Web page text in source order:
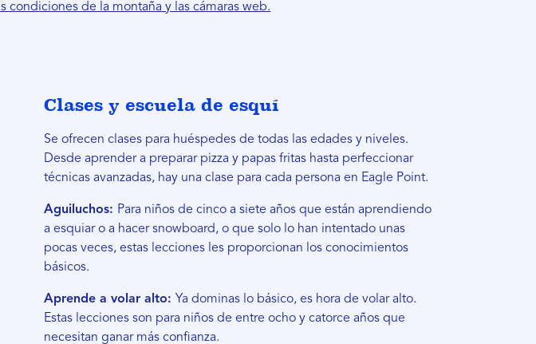
condiciones de la montaña y las cámaras web.
Clases y escuela de esquí
Se ofrecen clases para huéspedes de todas las edades y niveles.
Desde aprender a preparar pizza y papas fritas hasta perfeccionar
técnicas avanzadas, hay una clase para cada persona en Eagle Point.
Aguiluchos: Para niños de cinco a siete años que están aprendiendo
a esquiar o a hacer snowboard, o que solo lo han intentado unas
pocas veces, estas lecciones les proporcionan los conocimientos
básicos.
Aprende a volar alto: Ya dominas lo básico, es hora de volar alto.
Estas lecciones son para niños de entre ocho y catorce años que
necesitan ganar más confianza.